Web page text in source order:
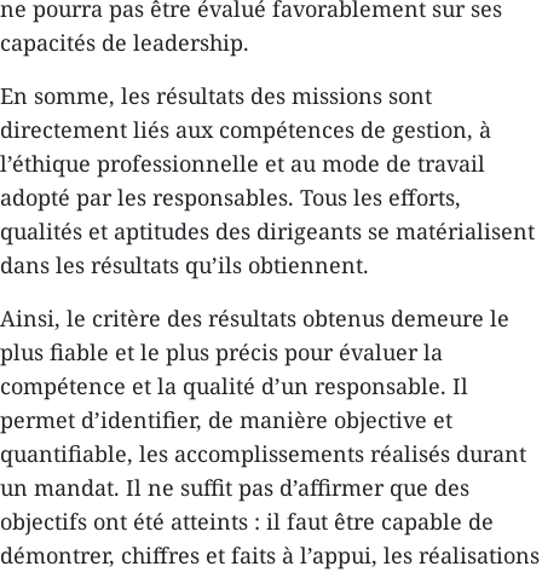
ne pourra pas être évalué favorablement sur ses
capacités de leadership.
En somme, les résultats des missions sont
directement liés aux compétences de gestion, à
l’éthique professionnelle et au mode de travail
adopté par les responsables. Tous les efforts,
qualités et aptitudes des dirigeants se matérialisent
dans les résultats qu’ils obtiennent.
Ainsi, le critère des résultats obtenus demeure le
plus fiable et le plus précis pour évaluer la
compétence et la qualité d’un responsable. Il
permet d’identifier, de manière objective et
quantifiable, les accomplissements réalisés durant
un mandat. Il ne suffit pas d’affirmer que des
objectifs ont été atteints : il faut être capable de
démontrer, chiffres et faits à l’appui, les réalisations